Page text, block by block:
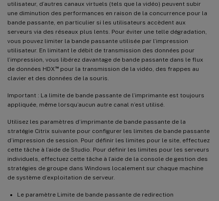
utilisateur, d’autres canaux virtuels (tels que la vidéo) peuvent subir
une diminution des performances en raison de la concurrence pour la
bande passante, en particulier si les utilisateurs accèdent aux
serveurs via des réseaux plus lents. Pour éviter une telle dégradation,
vous pouvez limiter la bande passante utilisée par l’impression
utilisateur. En limitant le débit de transmission des données pour
l’impression, vous libérez davantage de bande passante dans le flux
de données HDX ™pour la transmission de la vidéo, des frappes au
clavier et des données de la souris.
Important : La limite de bande passante de l’imprimante est toujours
appliquée, même lorsqu’aucun autre canal n’est utilisé.
Utilisez les paramètres d’imprimante de bande passante de la
stratégie Citrix suivante pour configurer les limites de bande passante
d’impression de session. Pour définir les limites pour le site, effectuez
cette tâche à l’aide de Studio. Pour définir les limites pour les serveurs
individuels, effectuez cette tâche à l’aide de la console de gestion des
stratégies de groupe dans Windows localement sur chaque machine
de système d’exploitation de serveur.
Le paramètre Limite de bande passante de redirection